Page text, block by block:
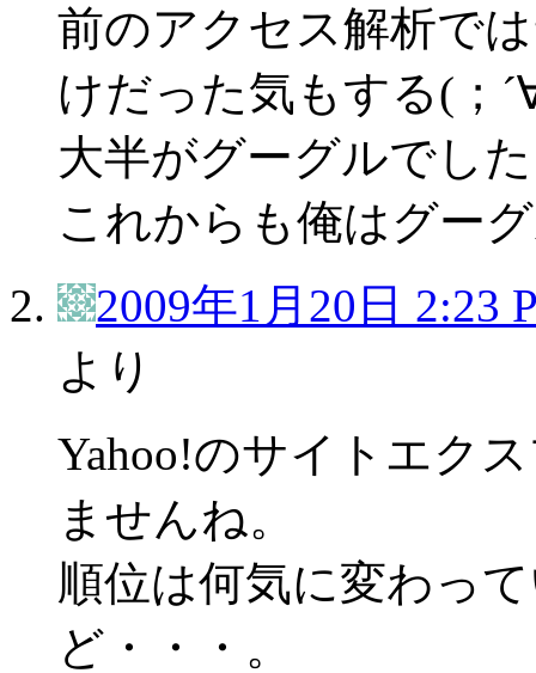
前のアクセス解析で
けだった気もする(；
大半がグーグルでし
これからも俺はグー
2009年1月20日 2:23
より
Yahoo!のサイトエク
ませんね。
順位は何気に変わっ
ど・・・。